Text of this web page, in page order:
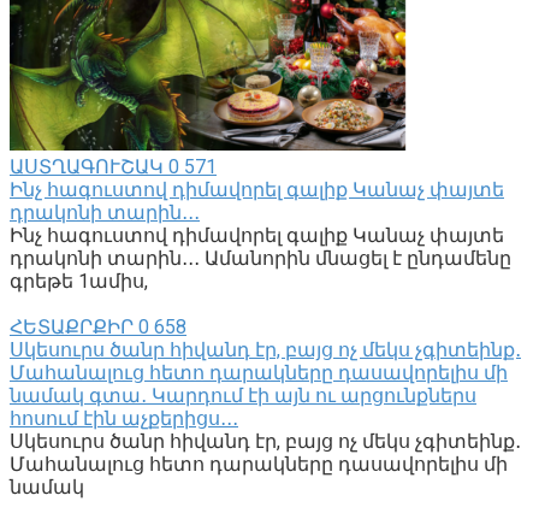
ԱՍՏՂԱԳՈՒՇԱԿ 0 571
Ինչ հագուստով դիմավորել գալիք Կանաչ փայտե
դրակոնի տարին․․․
Ինչ հագուստով դիմավորել գալիք Կանաչ փայտե
դրակոնի տարին․․․ Ամանորին մնացել է ընդամենը
գրեթե 1ամիս,
ՀԵՏԱՔՐՔԻՐ 0 658
Սկեսուրս ծանր հիվանդ էր, բայց ոչ մեկս չգիտեինք․
Մահանալուց հետո դարակները դասավորելիս մի
նամակ գտա․ Կարդում էի այն ու արցունքներս
հոսում էին աչքերիցս․․․
Սկեսուրս ծանր հիվանդ էր, բայց ոչ մեկս չգիտեինք․
Մահանալուց հետո դարակները դասավորելիս մի
նամակ